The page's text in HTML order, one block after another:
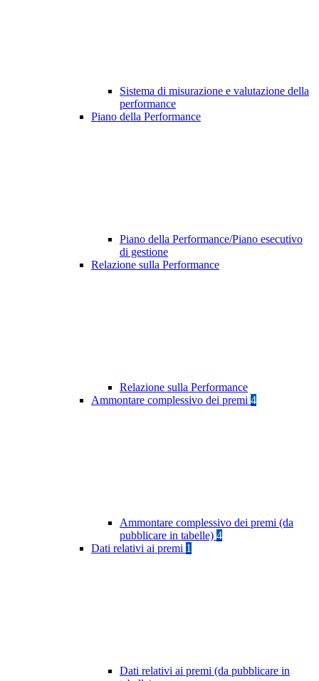
Sistema di misurazione e valutazione della
performance
Piano della Performance
Piano della Performance/Piano esecutivo
di gestione
Relazione sulla Performance
Relazione sulla Performance
Ammontare complessivo dei premi 4
Ammontare complessivo dei premi (da
pubblicare in tabelle) 4
Dati relativi ai premi 1
Dati relativi ai premi (da pubblicare in